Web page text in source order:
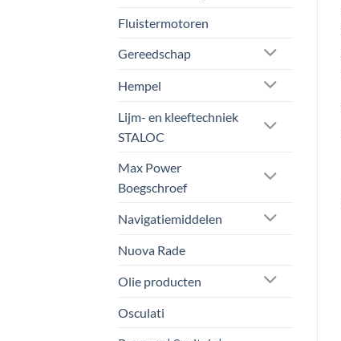
Fluistermotoren
Gereedschap
Hempel
Lijm- en kleeftechniek
STALOC
Max Power
Boegschroef
Navigatiemiddelen
Nuova Rade
Olie producten
Osculati